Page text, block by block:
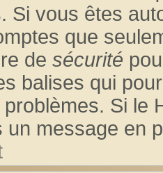
Si vous êtes
que
de sécurité
balises qui
Si le
un message en